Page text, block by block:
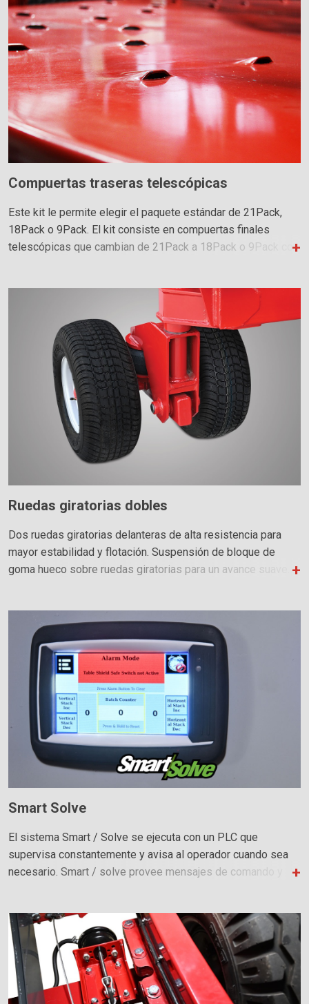
Compuertas traseras telescópicas
Este kit le permite elegir el paquete estándar de 21Pack,
18Pack o 9Pack. El kit consiste en compuertas finales
telescópicas que cambian de 21Pack a 18Pack o 9Pack con
Ruedas giratorias dobles
Dos ruedas giratorias delanteras de alta resistencia para
mayor estabilidad y flotación. Suspensión de bloque de
goma hueco sobre ruedas giratorias para un avance suave.
Smart Solve
El sistema Smart / Solve se ejecuta con un PLC que
supervisa constantemente y avisa al operador cuando sea
necesario. Smart / solve provee mensajes de comando y